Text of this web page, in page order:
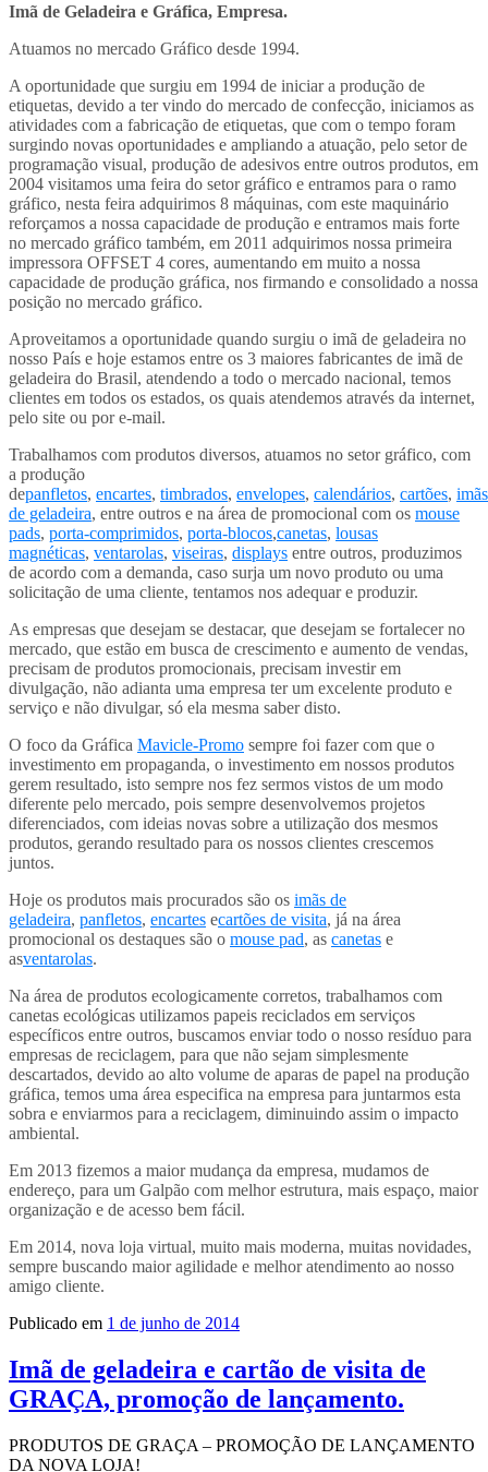
Imã de Geladeira e Gráfica, Empresa.
Atuamos no mercado Gráfico desde 1994.
A oportunidade que surgiu em 1994 de iniciar a produção de
etiquetas, devido a ter vindo do mercado de confecção, iniciamos as
atividades com a fabricação de etiquetas, que com o tempo foram
surgindo novas oportunidades e ampliando a atuação, pelo setor de
programação visual, produção de adesivos entre outros produtos, em
2004 visitamos uma feira do setor gráfico e entramos para o ramo
gráfico, nesta feira adquirimos 8 máquinas, com este maquinário
reforçamos a nossa capacidade de produção e entramos mais forte
no mercado gráfico também, em 2011 adquirimos nossa primeira
impressora OFFSET 4 cores, aumentando em muito a nossa
capacidade de produção gráfica, nos firmando e consolidado a nossa
posição no mercado gráfico.
Aproveitamos a oportunidade quando surgiu o imã de geladeira no
nosso País e hoje estamos entre os 3 maiores fabricantes de imã de
geladeira do Brasil, atendendo a todo o mercado nacional, temos
clientes em todos os estados, os quais atendemos através da internet,
pelo site ou por e-mail.
Trabalhamos com produtos diversos, atuamos no setor gráfico, com
a produção
depanfletos, encartes, timbrados, envelopes, calendários, cartões, imãs
de geladeira, entre outros e na área de promocional com os mouse
pads, porta-comprimidos, porta-blocos,canetas, lousas
magnéticas, ventarolas, viseiras, displays entre outros, produzimos
de acordo com a demanda, caso surja um novo produto ou uma
solicitação de uma cliente, tentamos nos adequar e produzir.
As empresas que desejam se destacar, que desejam se fortalecer no
mercado, que estão em busca de crescimento e aumento de vendas,
precisam de produtos promocionais, precisam investir em
divulgação, não adianta uma empresa ter um excelente produto e
serviço e não divulgar, só ela mesma saber disto.
O foco da Gráfica Mavicle-Promo sempre foi fazer com que o
investimento em propaganda, o investimento em nossos produtos
gerem resultado, isto sempre nos fez sermos vistos de um modo
diferente pelo mercado, pois sempre desenvolvemos projetos
diferenciados, com ideias novas sobre a utilização dos mesmos
produtos, gerando resultado para os nossos clientes crescemos
juntos.
Hoje os produtos mais procurados são os imãs de
geladeira, panfletos, encartes ecartões de visita, já na área
promocional os destaques são o mouse pad, as canetas e
asventarolas.
Na área de produtos ecologicamente corretos, trabalhamos com
canetas ecológicas utilizamos papeis reciclados em serviços
específicos entre outros, buscamos enviar todo o nosso resíduo para
empresas de reciclagem, para que não sejam simplesmente
descartados, devido ao alto volume de aparas de papel na produção
gráfica, temos uma área especifica na empresa para juntarmos esta
sobra e enviarmos para a reciclagem, diminuindo assim o impacto
ambiental.
Em 2013 fizemos a maior mudança da empresa, mudamos de
endereço, para um Galpão com melhor estrutura, mais espaço, maior
organização e de acesso bem fácil.
Em 2014, nova loja virtual, muito mais moderna, muitas novidades,
sempre buscando maior agilidade e melhor atendimento ao nosso
amigo cliente.
Publicado em 1 de junho de 2014
Imã de geladeira e cartão de visita de
GRAÇA, promoção de lançamento.
PRODUTOS DE GRAÇA – PROMOÇÃO DE LANÇAMENTO
DA NOVA LOJA!